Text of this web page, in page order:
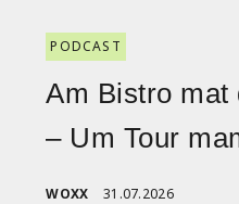
PODCAST
Am Bistro mat
– Um Tour
WOXX 31.07.2026